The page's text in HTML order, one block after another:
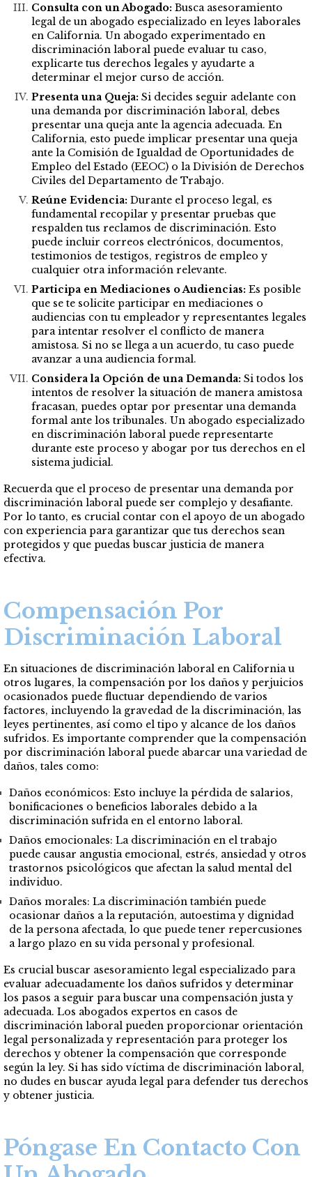
Consulta con un Abogado: Busca asesoramiento
legal de un abogado especializado en leyes laborales
en California. Un abogado experimentado en
discriminación laboral puede evaluar tu caso,
explicarte tus derechos legales y ayudarte a
determinar el mejor curso de acción.
Presenta una Queja: Si decides seguir adelante con
una demanda por discriminación laboral, debes
presentar una queja ante la agencia adecuada. En
California, esto puede implicar presentar una queja
ante la Comisión de Igualdad de Oportunidades de
Empleo del Estado (EEOC) o la División de Derechos
Civiles del Departamento de Trabajo.
Reúne Evidencia: Durante el proceso legal, es
fundamental recopilar y presentar pruebas que
respalden tus reclamos de discriminación. Esto
puede incluir correos electrónicos, documentos,
testimonios de testigos, registros de empleo y
cualquier otra información relevante.
Participa en Mediaciones o Audiencias: Es posible
que se te solicite participar en mediaciones o
audiencias con tu empleador y representantes legales
para intentar resolver el conflicto de manera
amistosa. Si no se llega a un acuerdo, tu caso puede
avanzar a una audiencia formal.
Considera la Opción de una Demanda: Si todos los
intentos de resolver la situación de manera amistosa
fracasan, puedes optar por presentar una demanda
formal ante los tribunales. Un abogado especializado
en discriminación laboral puede representarte
durante este proceso y abogar por tus derechos en el
sistema judicial.
Recuerda que el proceso de presentar una demanda por
discriminación laboral puede ser complejo y desafiante.
Por lo tanto, es crucial contar con el apoyo de un abogado
con experiencia para garantizar que tus derechos sean
protegidos y que puedas buscar justicia de manera
efectiva.
Compensación Por
Discriminación Laboral
En situaciones de discriminación laboral en California u
otros lugares, la compensación por los daños y perjuicios
ocasionados puede fluctuar dependiendo de varios
factores, incluyendo la gravedad de la discriminación, las
leyes pertinentes, así como el tipo y alcance de los daños
sufridos. Es importante comprender que la compensación
por discriminación laboral puede abarcar una variedad de
daños, tales como:
Daños económicos: Esto incluye la pérdida de salarios,
bonificaciones o beneficios laborales debido a la
discriminación sufrida en el entorno laboral.
Daños emocionales: La discriminación en el trabajo
puede causar angustia emocional, estrés, ansiedad y otros
trastornos psicológicos que afectan la salud mental del
individuo.
Daños morales: La discriminación también puede
ocasionar daños a la reputación, autoestima y dignidad
de la persona afectada, lo que puede tener repercusiones
a largo plazo en su vida personal y profesional.
Es crucial buscar asesoramiento legal especializado para
evaluar adecuadamente los daños sufridos y determinar
los pasos a seguir para buscar una compensación justa y
adecuada. Los abogados expertos en casos de
discriminación laboral pueden proporcionar orientación
legal personalizada y representación para proteger los
derechos y obtener la compensación que corresponde
según la ley. Si has sido víctima de discriminación laboral,
no dudes en buscar ayuda legal para defender tus derechos
y obtener justicia.
Póngase En Contacto Con